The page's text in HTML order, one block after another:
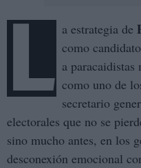
L a estrategia de
como
a paracaidistas
como uno de
secretario
electorales que no se
sino mucho antes, en los
desconexión emocional